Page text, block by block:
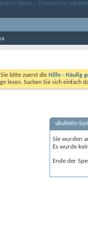
bitte zuerst die Hilfe - Häufig
lesen. Suchen Sie sich einfach
vBulletin-
Sie wurden
Es wurde
Ende der